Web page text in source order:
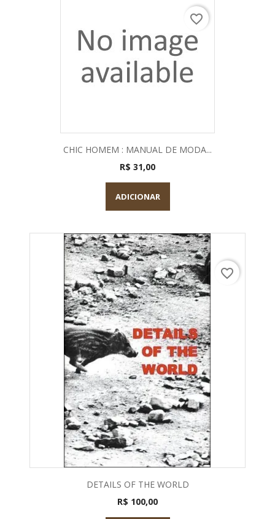
CHIC HOMEM : MANUAL DE MODA...
R$ 31,00
ADICIONAR
favorite_border
DETAILS OF THE WORLD
R$ 100,00
favorite_border